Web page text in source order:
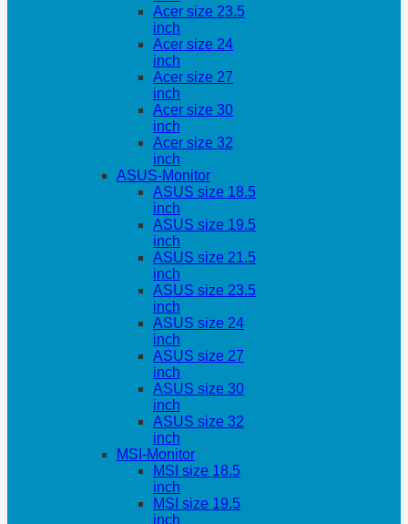
Acer size 23.5
inch
Acer size 24
inch
Acer size 27
inch
Acer size 30
inch
Acer size 32
inch
ASUS-Monitor
ASUS size 18.5
inch
ASUS size 19.5
inch
ASUS size 21.5
inch
ASUS size 23.5
inch
ASUS size 24
inch
ASUS size 27
inch
ASUS size 30
inch
ASUS size 32
inch
MSI-Monitor
MSI size 18.5
inch
MSI size 19.5
inch